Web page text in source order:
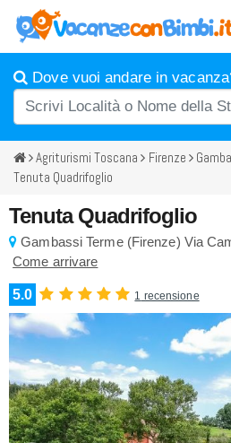
Dove vuoi andare in
Agriturismi Toscana Firenze
Tenuta Quadrifoglio
Tenuta Quadrifoglio
Gambassi Terme(Firenze) Via
Come arrivare
5.0 1 recensione